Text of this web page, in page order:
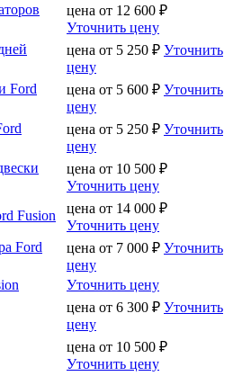
цена от 12 600 ₽
Уточнить цену
цена от 5 250 ₽ Уточнить
цену
Ford
цена от 5 600 ₽ Уточнить
цену
цена от 5 250 ₽ Уточнить
цену
цена от 10 500 ₽
Уточнить цену
Fusion
цена от 14 000 ₽
Уточнить цену
Ford
цена от 7 000 ₽ Уточнить
цену
Уточнить цену
цена от 6 300 ₽ Уточнить
цену
цена от 10 500 ₽
Уточнить цену